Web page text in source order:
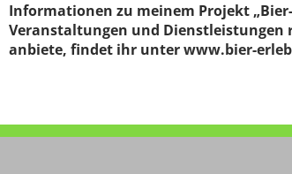
12.
Informationen zu meinem Projekt
Veranstaltungen und Dienstleistungen
anbiete, findet ihr unterwww.bier-